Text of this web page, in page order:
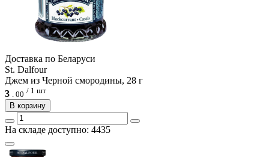
Доcтавка по Беларуси
St. Dalfour
Джем из Черной смородины, 28 г
3 . 00 / 1 шт
В корзину
На складе доступно: 4435